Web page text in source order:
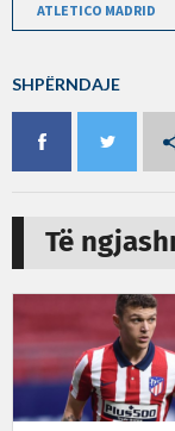
ATLETICO MADRID
SHPËRNDAJE
Të